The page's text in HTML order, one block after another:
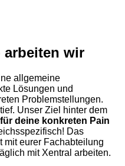
arbeiten wir
allgemeine
Lösungen und
Problemstellungen.
Unser Ziel hinter dem
deine konkreten Pain
Das
mit eurer Fachabteilung
mit Xentral arbeiten.